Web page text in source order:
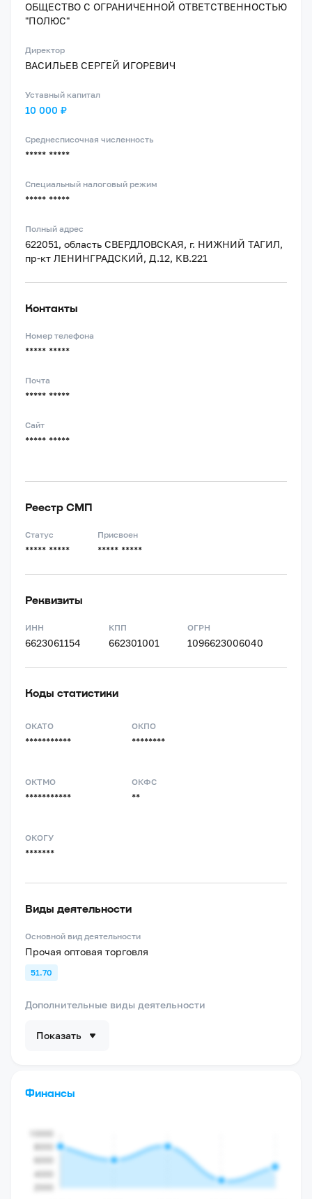
ОБЩЕСТВО С ОГРАНИЧЕННОЙ ОТВЕТСТВЕННОСТЬЮ
"ПОЛЮС"
Директор
ВАСИЛЬЕВ СЕРГЕЙ ИГОРЕВИЧ
Уставный капитал
10 000 ₽
Среднесписочная численность
***** *****
Специальный налоговый режим
***** *****
Полный адрес
622051, область СВЕРДЛОВСКАЯ, г. НИЖНИЙ ТАГИЛ,
пр-кт ЛЕНИНГРАДСКИЙ, Д.12, КВ.221
Контакты
Номер телефона
***** *****
Почта
***** *****
Сайт
***** *****
Реестр СМП
Статус
***** *****
Присвоен
***** *****
Реквизиты
ИНН
6623061154
КПП
662301001
ОГРН
1096623006040
Коды статистики
ОКАТО
***********
ОКПО
********
ОКТМО
***********
ОКФС
**
ОКОГУ
*******
Виды деятельности
Основной вид деятельности
Прочая оптовая торговля
51.70
Дополнительные виды деятельности
Показать
Финансы